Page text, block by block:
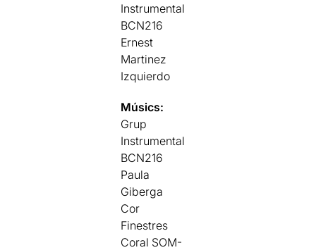
Instrumental
BCN216
Ernest
Martinez
Izquierdo
Músics:
Grup
Instrumental
BCN216
Paula
Giberga
Cor
Finestres
Coral SOM-